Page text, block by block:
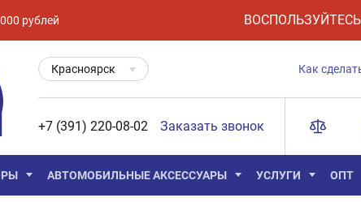
рублей
Красноярск Как
+7 (391) 220-08-02 Заказать звонок
АВТОМОБИЛЬНЫЕ АКСЕССУАРЫ УСЛУГИ ОПТ